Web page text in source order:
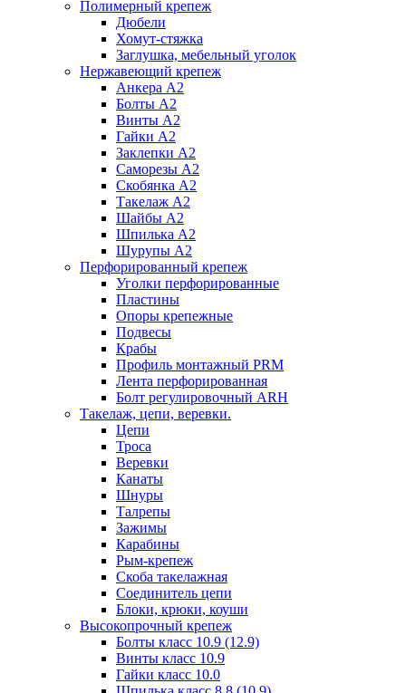
Полимерный крепеж
Дюбели
Хомут-стяжка
Заглушка, мебельный уголок
Нержавеющий крепеж
Анкера А2
Болты А2
Винты А2
Гайки А2
Заклепки А2
Саморезы А2
Скобянка А2
Такелаж А2
Шайбы А2
Шпилька А2
Шурупы А2
Перфорированный крепеж
Уголки перфорированные
Пластины
Опоры крепежные
Подвесы
Крабы
Профиль монтажный PRM
Лента перфорированная
Болт регулировочный ARH
Такелаж, цепи, веревки.
Цепи
Троса
Веревки
Канаты
Шнуры
Талрепы
Зажимы
Карабины
Рым-крепеж
Скоба такелажная
Соединитель цепи
Блоки, крюки, коуши
Высокопрочный крепеж
Болты класс 10.9 (12.9)
Винты класс 10.9
Гайки класс 10.0